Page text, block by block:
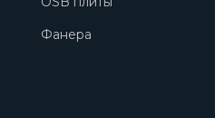
Фанера